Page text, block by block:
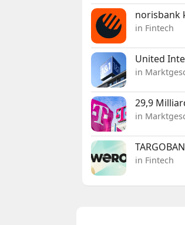
norisbank
in Fintech
United
in
29,9
in
in Fintech